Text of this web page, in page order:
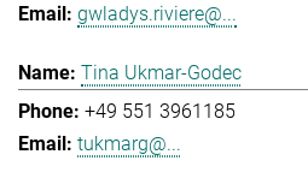
gwladys.riviere@...
Tina Ukmar-Godec
+49 551 3961185
tukmarg@...